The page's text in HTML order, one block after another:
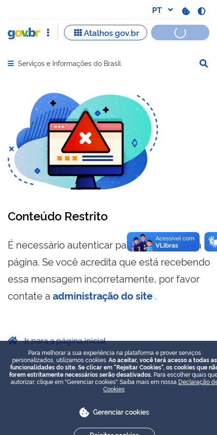
Abrir menu principal de navegação
Serviços e Informações do Brasil
Conteúdo Restrito
É necessário autenticar para visualizar essa
página. Se você acredita que está recebendo
essa mensagem incorretamente, por favor
contate a administração do site .
Ir para a página inicial
Para melhorar a sua experiência na plataforma e prover serviços
personalizados, utilizamos cookies. Ao aceitar, você terá acesso a todas as
funcionalidades do site. Se clicar em "Rejeitar Cookies", os cookies que
forem estritamente necessários serão desativados. Para escolher quais
autorizar, clique em "Gerenciar cookies". Saiba mais em nossa Declaração
Cookies
Gerenciar cookies